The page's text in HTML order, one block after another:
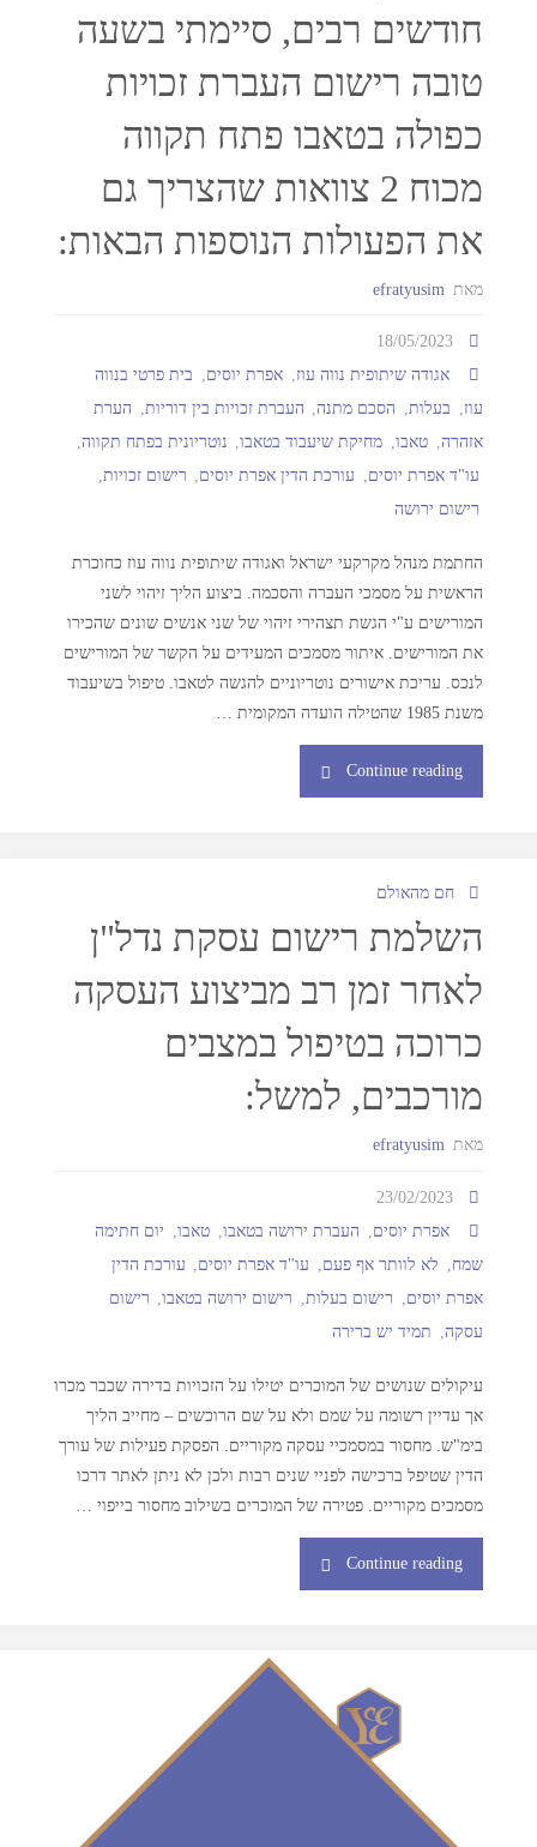
חודשים רבים, סיימתי בשעה
טובה רישום העברת זכויות
כפולה בטאבו פתח תקווה
מכוח 2 צוואות שהצריך גם
את הפעולות הנוספות הבאות:
מאת efratyusim
18/05/2023
אגודה שיתופית נווה עוז
אפרת יוסים
בית פרטי בנווה
עוז
בעלות הסכם מתנה, העברת זכויות בין דוריות
הערת
אזהרה, טאבו, מחיקת שיעבוד בטאבו, נוטריונית בפתח תקווה
עו"ד אפרת יוסים
עורכת הדין אפרת יוסים רישום זכויות
רישום ירושה
החתמת מנהל מקרקעי ישראל ואגודה שיתופית נווה עוז כחוכרת
הראשית על מסמכי העברה והסכמה. ביצוע הליך זיהוי לשני
המורישים ע"י הגשת תצהירי זיהוי של שני אנשים שונים שהכירו
את המורישים. איתור מסמכים המעידים על הקשר של המורישים
לנכס. עריכת אישורים נוטריוניים להגשה לטאבו. טיפול בשיעבוד
משנת 1985 שהטילה הועדה המקומית …
Continue reading
חם מהאולם
השלמת רישום עסקת נדל"ן
לאחר זמן רב מביצוע העסקה
כרוכה בטיפול במצבים
מורכבים, למשל:
מאת efratyusim
23/02/2023
אפרת יוסים
העברת ירושה בטאבו טאבו
יום חתימה
שמח
לא לוותר אף פעם עו"ד אפרת יוסים
עורכת הדין
אפרת יוסים
רישום בעלות רישום ירושה בטאבו,
רישום
עסקה, תמיד יש ברירה
עיקולים שנושים של המוכרים יטילו על הזכויות בדירה שכבר מכרו
אך עדיין רשומה על שמם ולא על שם הרוכשים – מחייב הליך
בימ"ש. מחסור במסמכיי עסקה מקוריים. הפסקת פעילות של עורך
הדין שטיפל ברכישה לפניי שנים רבות ולכן לא ניתן לאתר דרכו
מסמכים מקוריים. פטירה של המוכרים בשילוב מחסור בייפוי …
Continue reading